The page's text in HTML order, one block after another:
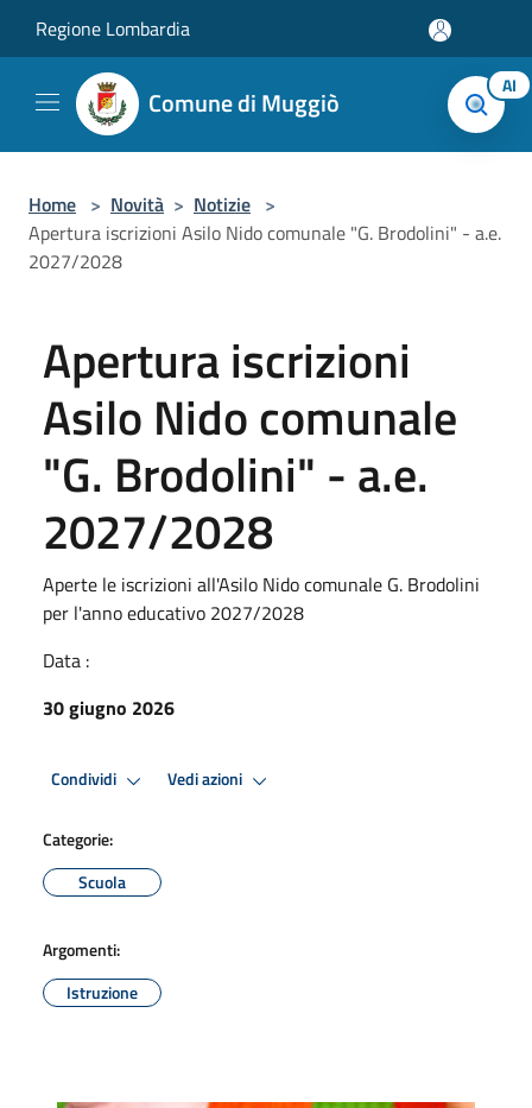
Regione Lombardia
Comune di Muggiò AI
Home > Novità > Notizie >
Apertura iscrizioni Asilo Nido comunale "G. Brodolini" - a.e.
2027/2028
Apertura iscrizioni
Asilo Nido comunale
"G. Brodolini" - a.e.
2027/2028
Aperte le iscrizioni all'Asilo Nido comunale G. Brodolini
per l'anno educativo 2027/2028
Data :
30 giugno 2026
Condividi Vedi azioni
Categorie:
Scuola
Argomenti:
Istruzione